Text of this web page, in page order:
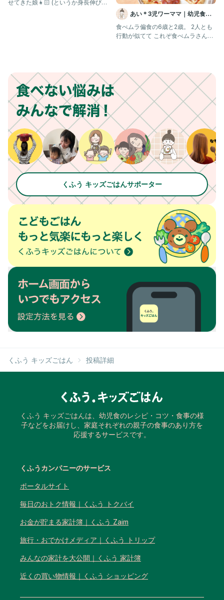
せてきた娘👧🏻 (というか身長伸びて
あい＊3児ワーママ｜幼児食｜
コープ
食べムラ偏食の6歳と2歳。 2人とも
行動が似てて これぞ食べムラさんの
くふう キッズごはんサポーター
くふう キッズごはん 投稿詳細
くふう キッズごはんは、幼児食のレシピ・コツ・食事の様
子などをお届けし、家庭それぞれの親子の食事のあり方を
応援するサービスです。
くふうカンパニーのサービス
ポータルサイト
毎日のおトク情報｜くふう トクバイ
お金が貯まる家計簿｜くふう Zaim
旅行・おでかけメディア｜くふう トリップ
みんなの家計を大公開｜くふう 家計簿
近くの買い物情報｜くふう ショッピング